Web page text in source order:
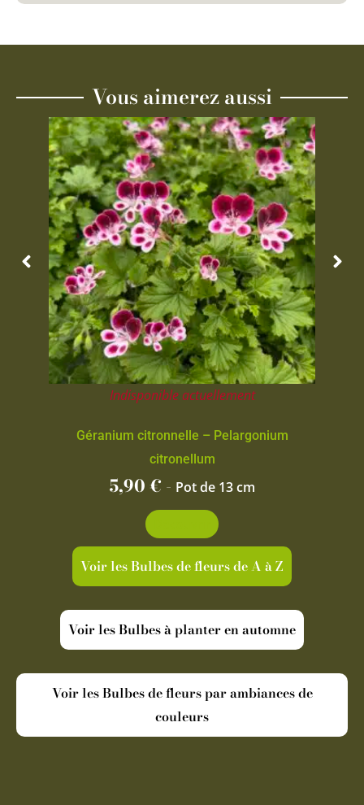
Vous aimerez aussi
Indisponible actuellement
Géranium citronnelle – Pelargonium
citronellum
5,90€ - Pot de 13 cm
Voir les Bulbes de fleurs de A à Z
Voir les Bulbes à planter en automne
Voir les Bulbes de fleurs par ambiances de
couleurs